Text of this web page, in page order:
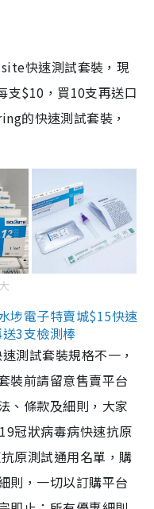
快速測試套裝，現
支$10，買10支再送口
的快速測試套裝，
埗電子特賣城$15快速
3支檢測棒
測試套裝規格不一，
裝前請留意售賣平台
、條款及細則，大家
冠狀病毒病快速抗原
原測試通用名單，購
則，一切以訂購平台